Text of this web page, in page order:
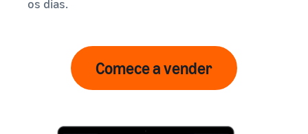
os dias.
Comece a vender